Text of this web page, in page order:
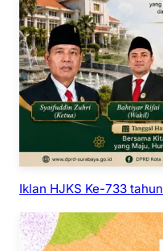
Iklan HJKS Ke-733 tahun